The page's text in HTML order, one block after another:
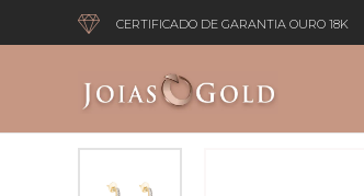
CERTIFICADO DE GARANTIA OURO 18K